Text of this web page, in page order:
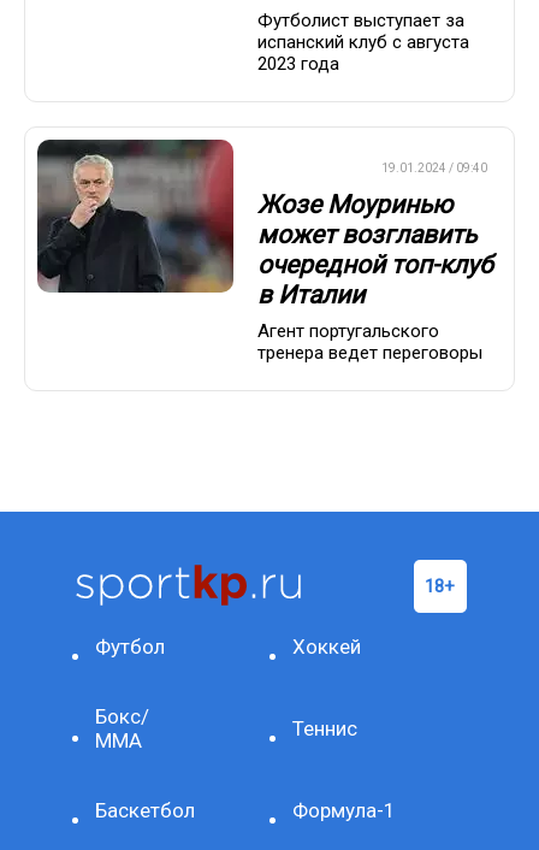
Футболист выступает за
испанский клуб с августа
2023 года
19.01.2024 / 09:40
Жозе Моуринью
может возглавить
очередной топ-клуб
в Италии
Агент португальского
тренера ведет переговоры
Футбол Хоккей
Бокс/
ММА
Теннис
Баскетбол Формула-1